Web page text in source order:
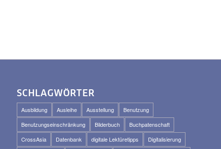
SCHLAGWÖRTER
Ausbildung Ausleihe Ausstellung
Benutzung
Benutzungseinschränkung
Bilderbuch
Buchpatenschaft
CrossAsia
Datenbank digitale Lektüretipps
Digitalisierung